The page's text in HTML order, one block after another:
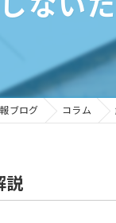
原状回
工場
ブログ コラム
説